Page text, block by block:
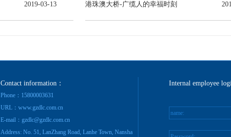
2019-03-13 港珠澳大桥-广缆人的幸福时刻
Contact information：
Phone：15800003631
URL：www.gzdlc.com.cn
E-mail：gzdlc@gzdlc.com.cn
Address: No. 51, LanZhang Road, Lanhe Town, Nansha
Internal employee
name: